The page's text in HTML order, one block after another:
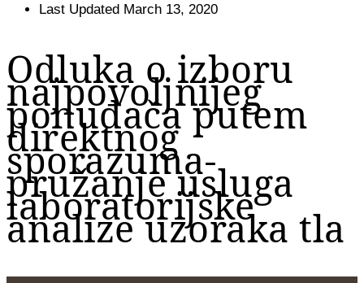
Last Updated March 13, 2020
Odluka o izboru
najpovoljnijeg
ponuđača putem
direktnog
sporazuma-
pružanje usluga
laboratorijske
analize uzoraka tla